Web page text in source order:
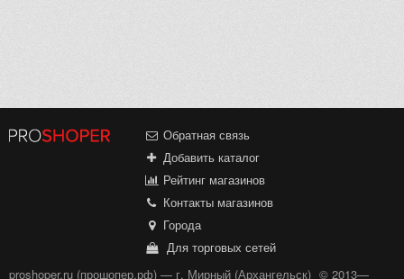
Обратная связь
Добавить каталог
Рейтинг магазинов
Контакты магазинов
Города
Для торговых сетей
proshoper.ru (прошопер.рф) — г. Мирный (Архангельск) © 2013—